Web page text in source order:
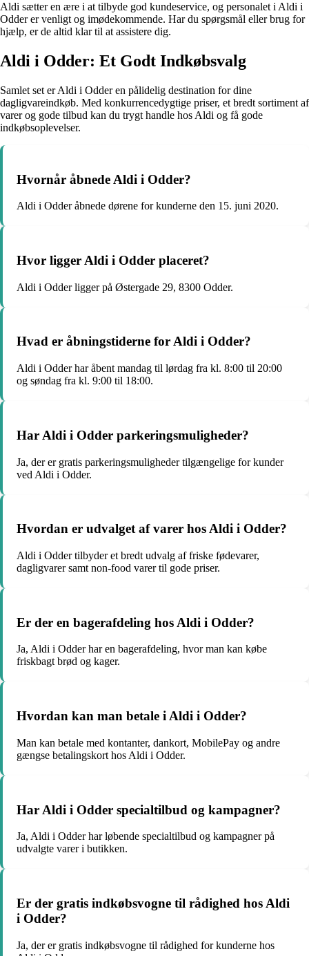
Aldi sætter en ære i at tilbyde god kundeservice, og personalet i Aldi i
Odder er venligt og imødekommende. Har du spørgsmål eller brug for
hjælp, er de altid klar til at assistere dig.
Aldi i Odder: Et Godt Indkøbsvalg
Samlet set er Aldi i Odder en pålidelig destination for dine
dagligvareindkøb. Med konkurrencedygtige priser, et bredt sortiment af
varer og gode tilbud kan du trygt handle hos Aldi og få gode
indkøbsoplevelser.
Hvornår åbnede Aldi i Odder?
Aldi i Odder åbnede dørene for kunderne den 15. juni 2020.
Hvor ligger Aldi i Odder placeret?
Aldi i Odder ligger på Østergade 29, 8300 Odder.
Hvad er åbningstiderne for Aldi i Odder?
Aldi i Odder har åbent mandag til lørdag fra kl. 8:00 til 20:00
og søndag fra kl. 9:00 til 18:00.
Har Aldi i Odder parkeringsmuligheder?
Ja, der er gratis parkeringsmuligheder tilgængelige for kunder
ved Aldi i Odder.
Hvordan er udvalget af varer hos Aldi i Odder?
Aldi i Odder tilbyder et bredt udvalg af friske fødevarer,
dagligvarer samt non-food varer til gode priser.
Er der en bagerafdeling hos Aldi i Odder?
Ja, Aldi i Odder har en bagerafdeling, hvor man kan købe
friskbagt brød og kager.
Hvordan kan man betale i Aldi i Odder?
Man kan betale med kontanter, dankort, MobilePay og andre
gængse betalingskort hos Aldi i Odder.
Har Aldi i Odder specialtilbud og kampagner?
Ja, Aldi i Odder har løbende specialtilbud og kampagner på
udvalgte varer i butikken.
Er der gratis indkøbsvogne til rådighed hos Aldi
i Odder?
Ja, der er gratis indkøbsvogne til rådighed for kunderne hos